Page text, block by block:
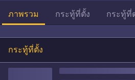
ภาพรวม กระทู้ที่ตั้ง กระทู้ที่
กระทู้ที่ตั้ง